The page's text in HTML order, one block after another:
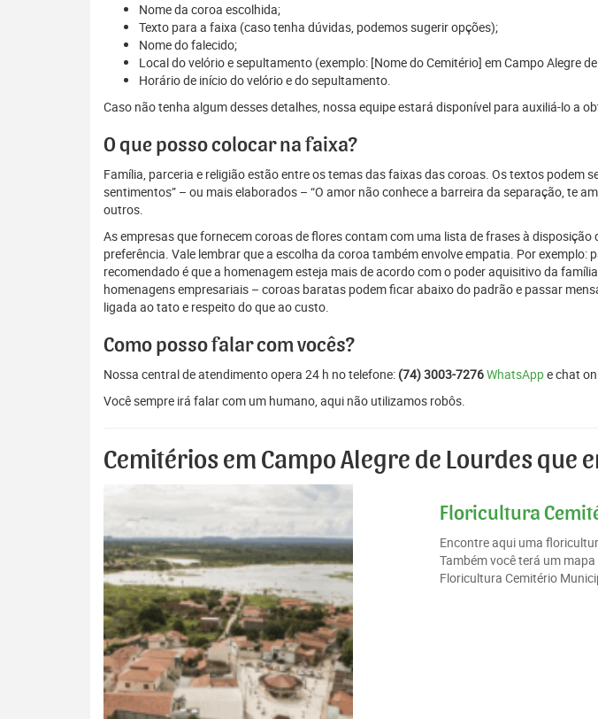
Nome da coroa escolhida;
Texto para a faixa (caso tenha dúvidas, podemos sugerir opções);
Nome do falecido;
Local do velório e sepultamento (exemplo: [Nome do Cemitério] em Campo Alegre
Horário de início do velório e do sepultamento.
Caso não tenha algum desses detalhes, nossa equipe estará disponível para auxiliá-lo a
O que posso colocar na faixa?
Família, parceria e religião estão entre os temas das faixas das coroas. Os textos podem
sentimentos” – ou mais elaborados – “O amor não conhece a barreira da separação, te
outros.
As empresas que fornecem coroas de flores contam com uma lista de frases à
preferência. Vale lembrar que a escolha da coroa também envolve empatia. Por
recomendado é que a homenagem esteja mais de acordo com o poder aquisitivo da
homenagens empresariais – coroas baratas podem ficar abaixo do padrão e passar
ligada ao tato e respeito do que ao custo.
Como posso falar com vocês?
Nossa central de atendimento opera 24 h no telefone: (74) 3003-7276WhatsAppe chat
Você sempre irá falar com um humano, aqui não utilizamos robôs.
Cemitérios em Campo Alegre de Lourdes que
Floricultura
Encontre aqui uma
Também você terá um
Floricultura Cemitério